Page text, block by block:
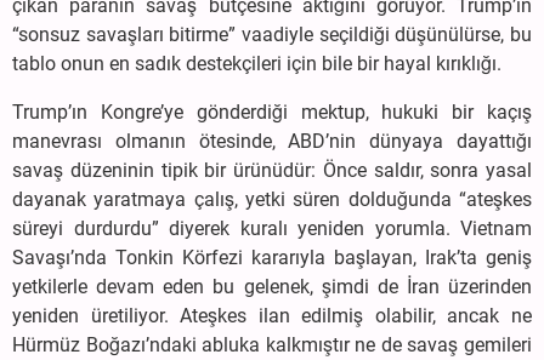
çıkan paranın savaş bütçesine aktığını görüyor. Trump’ın
“sonsuz savaşları bitirme” vaadiyle seçildiği düşünülürse, bu
tablo onun en sadık destekçileri için bile bir hayal kırıklığı.
Trump’ın Kongre’ye gönderdiği mektup, hukuki bir kaçış
manevrası olmanın ötesinde, ABD’nin dünyaya dayattığı
savaş düzeninin tipik bir ürünüdür: Önce saldır, sonra yasal
dayanak yaratmaya çalış, yetki süren dolduğunda “ateşkes
süreyi durdurdu” diyerek kuralı yeniden yorumla. Vietnam
Savaşı’nda Tonkin Körfezi kararıyla başlayan, Irak’ta geniş
yetkilerle devam eden bu gelenek, şimdi de İran üzerinden
yeniden üretiliyor. Ateşkes ilan edilmiş olabilir, ancak ne
Hürmüz Boğazı’ndaki abluka kalkmıştır ne de savaş gemileri